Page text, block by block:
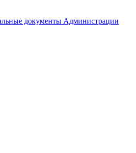
документы Администрации